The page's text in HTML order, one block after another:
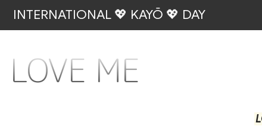
INTERNATIONAL 💖 KAYŌ 💖 DAY
LOVE ME